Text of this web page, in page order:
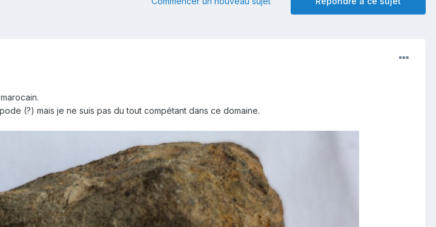
(?) mais je ne suis pas du tout compétant dans ce domaine.